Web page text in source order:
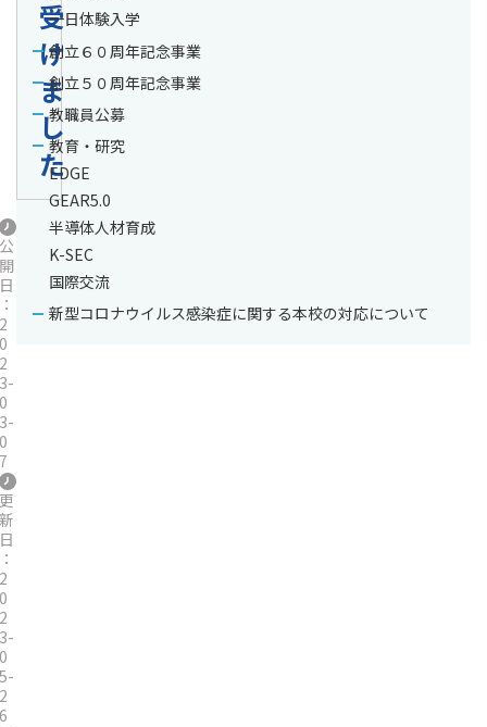
受
け
ま
し
た
公
開
日
：
2
0
2
3-
0
3-
0
7
更
新
日
：
2
0
2
3-
0
5-
2
6
一日体験入学
創立６０周年記念事業
創立５０周年記念事業
教職員公募
教育・研究
EDGE
GEAR5.0
半導体人材育成
K-SEC
国際交流
新型コロナウイルス感染症に関する本校の対応について